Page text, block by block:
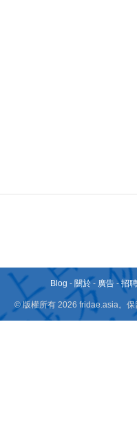
Blog - 關於 - 廣告 -招
© 版權所有 2026 fridae.asia。